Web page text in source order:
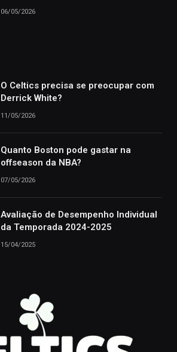
06/05/2026
O Celtics precisa se preocupar com
Derrick White?
11/05/2026
Quanto Boston pode gastar na
offseason da NBA?
07/05/2026
Avaliação de Desempenho Individual
da Temporada 2024-2025
15/04/2025